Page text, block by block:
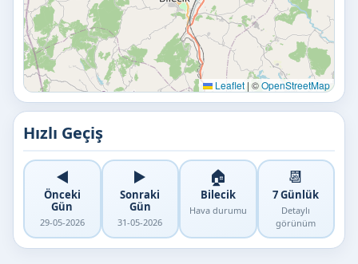
Leaflet | ©OpenStreetMap
Hızlı Geçiş
◀️
Önceki
Gün
29-05-2026
▶️
Sonraki
Gün
31-05-2026
🏠
Bilecik
Hava durumu
📆
7 Günlük
Detaylı
görünüm